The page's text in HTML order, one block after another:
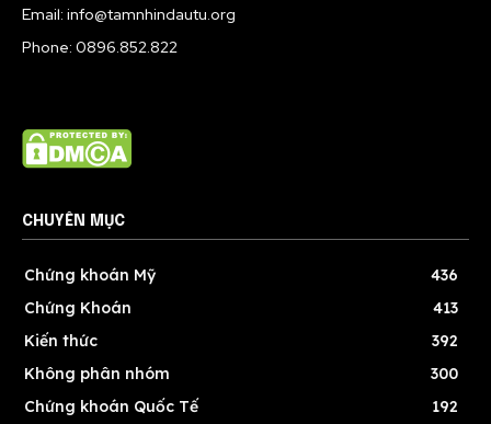
Email: info@tamnhindautu.org
Phone: 0896.852.822
CHUYÊN MỤC
Chứng khoán Mỹ
436
Chứng Khoán
413
Kiến thức
392
Không phân nhóm
300
Chứng khoán Quốc Tế
192